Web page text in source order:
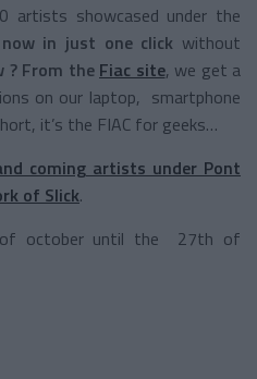
artists showcased under the
now in just one click without
? From the Fiac site, we get a
on our laptop, smartphone
it’s the FIAC for geeks…
coming artists under Pont
of Slick.
october until the 27th of